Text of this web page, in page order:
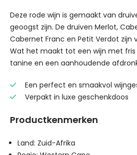
Deze rode wijn is gemaakt van
geoogst zijn. De druiven Merlot,
Cabernet Franc en Petit Verdot zijn
Wat het maakt tot een wijn met
tanine en een aanhoudende
Een perfect en smaakvol
Verpakt in luxe geschenkdoos
Productkenmerken
Land: Zuid-Afrika